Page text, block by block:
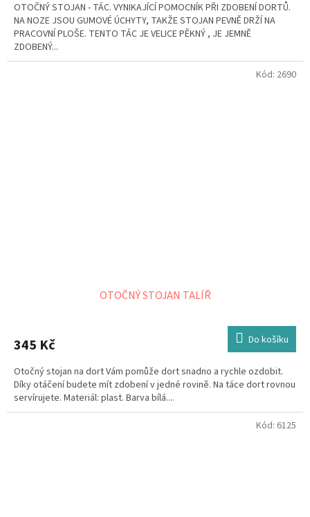
OTOČNÝ STOJAN - TÁC. VYNIKAJÍCÍ POMOCNÍK PŘI ZDOBENÍ DORTŮ.
NA NOZE JSOU GUMOVÉ ÚCHYTY, TAKŽE STOJAN PEVNĚ DRŽÍ NA
PRACOVNÍ PLOŠE. TENTO TÁC JE VELICE PĚKNÝ , JE JEMNĚ
ZDOBENÝ...
OTOČNÝ STOJAN TALÍŘ
345 Kč Do košíku
Otočný stojan na dort Vám pomůže dort snadno a rychle ozdobit.
Díky otáčení budete mít zdobení v jedné rovině. Na táce dort rovnou
servírujete. Materiál: plast. Barva bílá....
Kód: 2690
Kód: 6125